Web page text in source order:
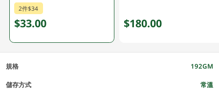
2件$34
$33.00 $180.00
規格 192GM
儲存方式 常溫